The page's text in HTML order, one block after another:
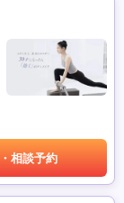
相談予約